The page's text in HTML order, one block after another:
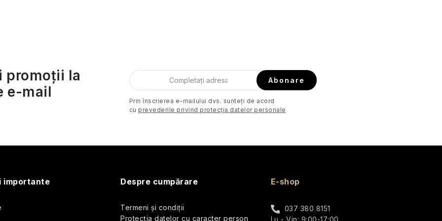
promoții la
e-mail
Prin înscrierea e-mailului dvs. sunteți de acord
cu prevederile privind protecția datelor personale
Abonare
importante Despre cumpărare
Termeni și condiții
Protecția datelor cu caracter person
E-shop
037 380 8151
Lu - Vin: 9:00-17:00